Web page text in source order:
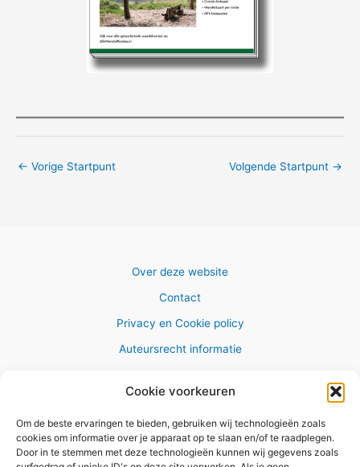
Cookie voorkeuren
Om de beste ervaringen te bieden, gebruiken wij technologieën zoals
cookies om informatie over je apparaat op te slaan en/of te raadplegen.
Door in te stemmen met deze technologieën kunnen wij gegevens zoals
← Vorige Startpunt Volgende Startpunt →
Over deze website
Contact
Privacy en Cookie policy
Auteursrecht informatie
Copyright © 2026 AlleWandelRoutes.nl